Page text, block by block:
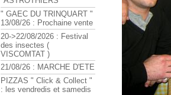
" GAEC DU TRINQUART "
13/08/26 : Prochaine vente
20->22/08/2026 : Festival
des insectes (
VISCOMTAT )
21/08/26 : MARCHE D'ETE
PIZZAS " Click & Collect "
: les vendredis et samedis